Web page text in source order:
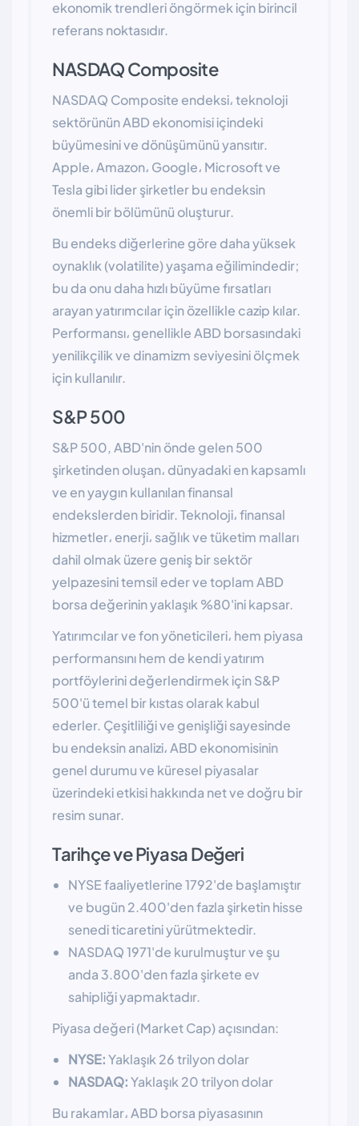
ekonomik trendleri öngörmek için birincil
referans noktasıdır.
NASDAQ Composite
NASDAQ Composite endeksi، teknoloji
sektörünün ABD ekonomisi içindeki
büyümesini ve dönüşümünü yansıtır.
Apple، Amazon، Google، Microsoft ve
Tesla gibi lider şirketler bu endeksin
önemli bir bölümünü oluşturur.
Bu endeks diğerlerine göre daha yüksek
oynaklık (volatilite) yaşama eğilimindedir;
bu da onu daha hızlı büyüme fırsatları
arayan yatırımcılar için özellikle cazip kılar.
Performansı، genellikle ABD borsasındaki
yenilikçilik ve dinamizm seviyesini ölçmek
için kullanılır.
S&P 500
S&P 500, ABD'nin önde gelen 500
şirketinden oluşan، dünyadaki en kapsamlı
ve en yaygın kullanılan finansal
endekslerden biridir. Teknoloji، finansal
hizmetler، enerji، sağlık ve tüketim malları
dahil olmak üzere geniş bir sektör
yelpazesini temsil eder ve toplam ABD
borsa değerinin yaklaşık %80'ini kapsar.
Yatırımcılar ve fon yöneticileri، hem piyasa
performansını hem de kendi yatırım
portföylerini değerlendirmek için S&P
500'ü temel bir kıstas olarak kabul
ederler. Çeşitliliği ve genişliği sayesinde
bu endeksin analizi، ABD ekonomisinin
genel durumu ve küresel piyasalar
üzerindeki etkisi hakkında net ve doğru bir
resim sunar.
Tarihçe ve Piyasa Değeri
NYSE faaliyetlerine 1792'de başlamıştır
ve bugün 2.400'den fazla şirketin hisse
senedi ticaretini yürütmektedir.
NASDAQ 1971'de kurulmuştur ve şu
anda 3.800'den fazla şirkete ev
sahipliği yapmaktadır.
Piyasa değeri (Market Cap) açısından:
NYSE:Yaklaşık 26 trilyon dolar
NASDAQ:Yaklaşık 20 trilyon dolar
Bu rakamlar، ABD borsa piyasasının